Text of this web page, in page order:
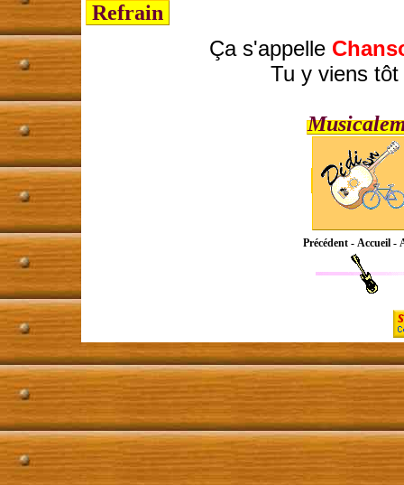
Refrain
Ça s'appelle
Tu y viens
Précédent - Accueil -